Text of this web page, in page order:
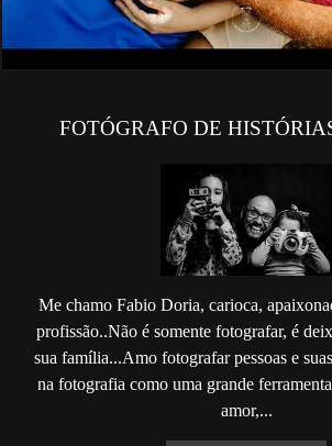
FOTÓGRAFO DE
Me chamo Fabio Doria, carioca,
profissão..Não é somente fotografar, é
sua família...Amo fotografar pessoas e
na fotografia como uma grande
amor,...